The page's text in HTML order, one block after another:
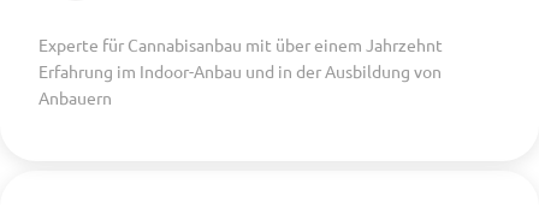
Experte für Cannabisanbau mit über einem Jahrzehnt
Erfahrung im Indoor-Anbau und in der Ausbildung von
Anbauern